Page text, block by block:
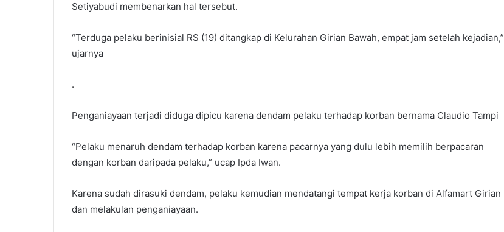
Setiyabudi membenarkan hal tersebut.
“Terduga pelaku berinisial RS (19) ditangkap di Kelurahan Girian Bawah, empat jam setelah kejadian,”
ujarnya
.
Penganiayaan terjadi diduga dipicu karena dendam pelaku terhadap korban bernama Claudio Tampi
“Pelaku menaruh dendam terhadap korban karena pacarnya yang dulu lebih memilih berpacaran
dengan korban daripada pelaku,” ucap Ipda Iwan.
Karena sudah dirasuki dendam, pelaku kemudian mendatangi tempat kerja korban di Alfamart Girian
dan melakulan penganiayaan.